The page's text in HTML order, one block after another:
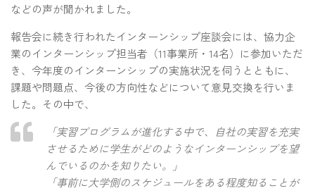
などの声が聞かれました。
報告会に続き行われたインターンシップ座談会には、協力企
業のインターンシップ担当者（11事業所・14名）に参加いただ
き、今年度のインターンシップの実施状況を伺うとともに、
課題や問題点、今後の方向性などについて意見交換を行いま
した。その中で、
「実習プログラムが進化する中で、自社の実習を充実
させるために学生がどのようなインターンシップを望
んでいるのかを知りたい。」
「事前に大学側のスケジュールをある程度知ることが